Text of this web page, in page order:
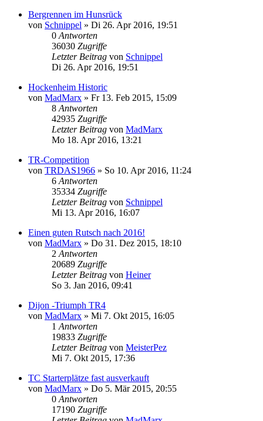
Bergrennen im Hunsrück
von Schnippel » Di 26. Apr 2016, 19:51
0 Antworten
36030 Zugriffe
Letzter Beitrag von Schnippel
Di 26. Apr 2016, 19:51
Hockenheim Historic
von MadMarx » Fr 13. Feb 2015, 15:09
8 Antworten
42935 Zugriffe
Letzter Beitrag von MadMarx
Mo 18. Apr 2016, 13:21
TR-Competition
von TRDAS1966 » So 10. Apr 2016, 11:24
6 Antworten
35334 Zugriffe
Letzter Beitrag von Schnippel
Mi 13. Apr 2016, 16:07
Einen guten Rutsch nach 2016!
von MadMarx » Do 31. Dez 2015, 18:10
2 Antworten
20689 Zugriffe
Letzter Beitrag von Heiner
So 3. Jan 2016, 09:41
Dijon -Triumph TR4
von MadMarx » Mi 7. Okt 2015, 16:05
1 Antworten
19833 Zugriffe
Letzter Beitrag von MeisterPez
Mi 7. Okt 2015, 17:36
TC Starterplätze fast ausverkauft
von MadMarx » Do 5. Mär 2015, 20:55
0 Antworten
17190 Zugriffe